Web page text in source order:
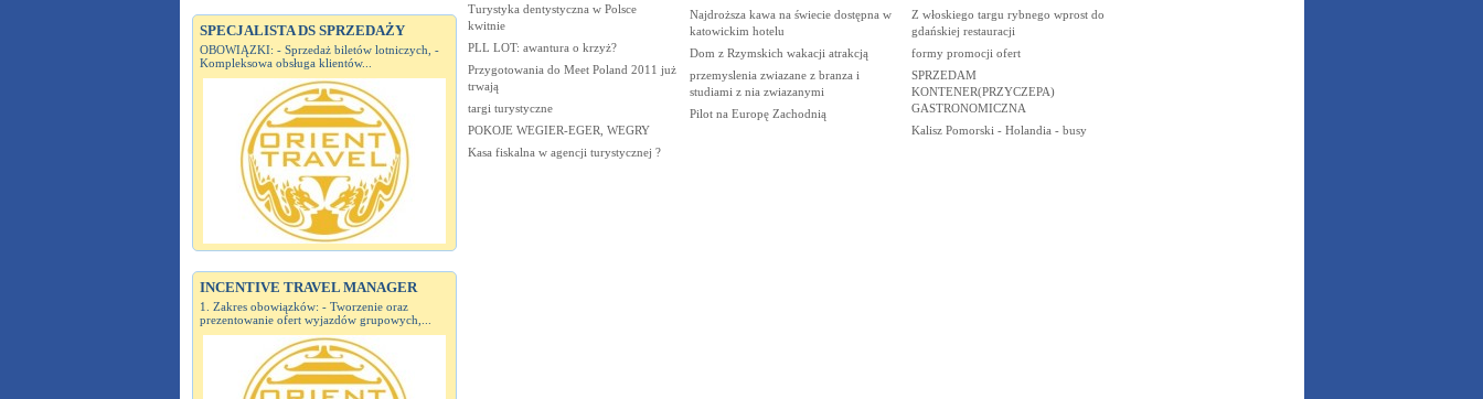
SPECJALISTA DS SPRZEDAŻY
OBOWIĄZKI: - Sprzedaż biletów lotniczych, -
Kompleksowa obsługa klientów...
INCENTIVE TRAVEL MANAGER
1. Zakres obowiązków: - Tworzenie oraz
prezentowanie ofert wyjazdów grupowych,...
Turystyka dentystyczna w Polsce
kwitnie
PLL LOT: awantura o krzyż?
Przygotowania do Meet Poland 2011 już
trwają
targi turystyczne
POKOJE WEGIER-EGER, WEGRY
Kasa fiskalna w agencji turystycznej ?
Najdroższa kawa na świecie dostępna w
katowickim hotelu
Dom z Rzymskich wakacji atrakcją
przemyslenia zwiazane z branza i
studiami z nia zwiazanymi
Pilot na Europę Zachodnią
Z włoskiego targu rybnego wprost do
gdańskiej restauracji
formy promocji ofert
SPRZEDAM
KONTENER(PRZYCZEPA)
GASTRONOMICZNA
Kalisz Pomorski - Holandia - busy